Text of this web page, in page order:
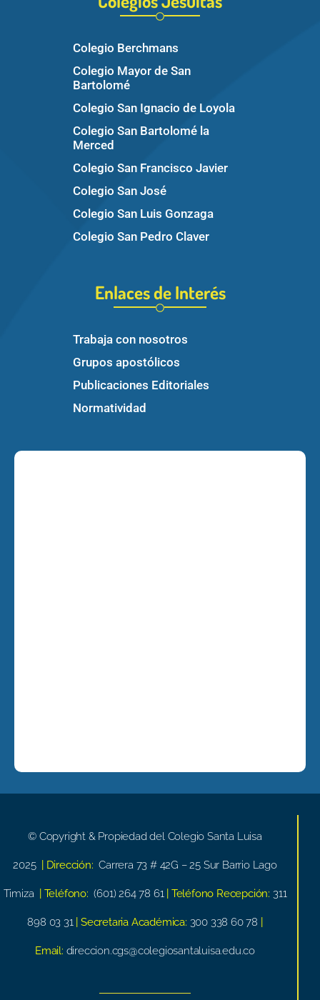
Colegio Berchmans
Colegio Mayor de San
Bartolomé
Colegio San Ignacio de Loyola
Colegio San Bartolomé la
Merced
Colegio San Francisco Javier
Colegio San José
Colegio San Luis Gonzaga
Colegio San Pedro Claver
Enlaces de Interés
Trabaja con nosotros
Grupos apostólicos
Publicaciones Editoriales
Normatividad
© Copyright & Propiedad del Colegio Santa Luisa
2025 | Dirección: Carrera 73 # 42G – 25 Sur Barrio Lago
Timiza | Teléfono: (601) 264 78 61 | Teléfono Recepción: 311
898 03 31 | Secretaria Académica: 300 338 60 78
Email: direccion.cgs@colegiosantaluisa.edu.co